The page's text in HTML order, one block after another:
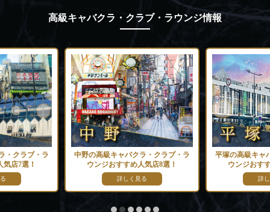
高級キャバクラ・クラブ・ラウンジ情報
・クラブ・ラ
店7選！
中野の高級キャバクラ・クラブ・ラ
ウンジおすすめ人気店8選！
詳しく見る
平塚の高級キャ
ウンジおす
詳